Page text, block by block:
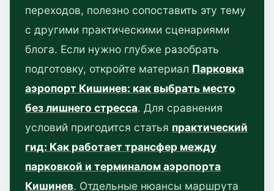
переходов, полезно сопоставить эту тему
с другими практическими сценариями
блога. Если нужно глубже разобрать
подготовку, откройте материал Парковка
аэропорт Кишинев: как выбрать место
без лишнего стресса. Для сравнения
условий пригодится статья практический
гид: Как работает трансфер между
парковкой и терминалом аэропорта
Кишинев. Отдельные нюансы маршрута